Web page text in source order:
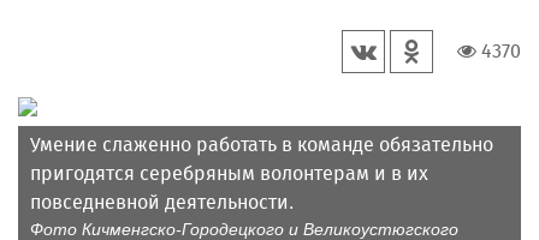
4370
Умение слаженно работать в команде обязательно
пригодятся серебряным волонтерам и в их
повседневной деятельности.
Фото Кичменгско-Городецкого и Великоустюгского